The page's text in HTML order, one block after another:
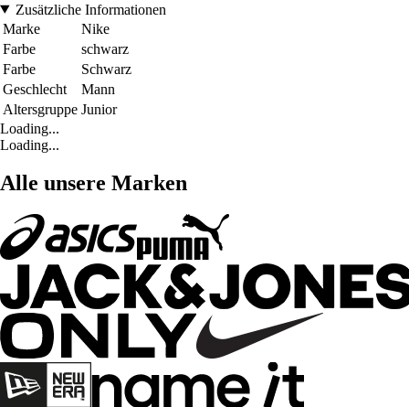
Zusätzliche Informationen
Marke
Nike
Farbe
schwarz
Farbe
Schwarz
Geschlecht
Mann
Altersgruppe Junior
Loading...
Loading...
Alle unsere Marken